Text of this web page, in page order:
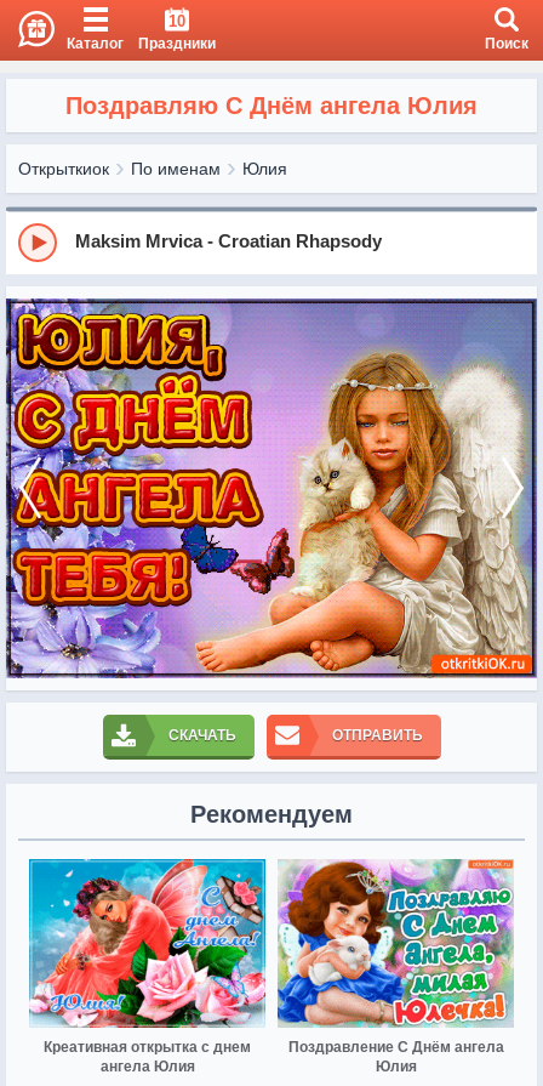
Каталог
10
Праздники Поиск
Поздравляю С Днём ангела Юлия
Открыткиок По именам Юлия
Maksim Mrvica - Croatian Rhapsody
СКАЧАТЬ ОТПРАВИТЬ
Рекомендуем
Креативная открытка с днем
ангела Юлия
Поздравление С Днём ангела
Юлия